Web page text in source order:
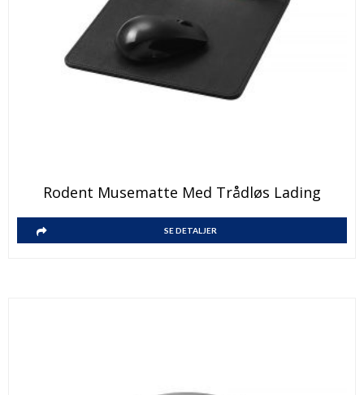
Rodent Musematte Med Trådløs Lading
SE DETALJER